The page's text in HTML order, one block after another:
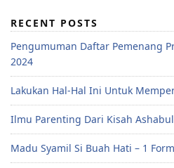
RECENT POSTS
Pengumuman Daftar Pemenang
2024
Lakukan Hal-Hal Ini Untuk
Ilmu Parenting Dari Kisah
Madu Syamil Si Buah Hati – 1